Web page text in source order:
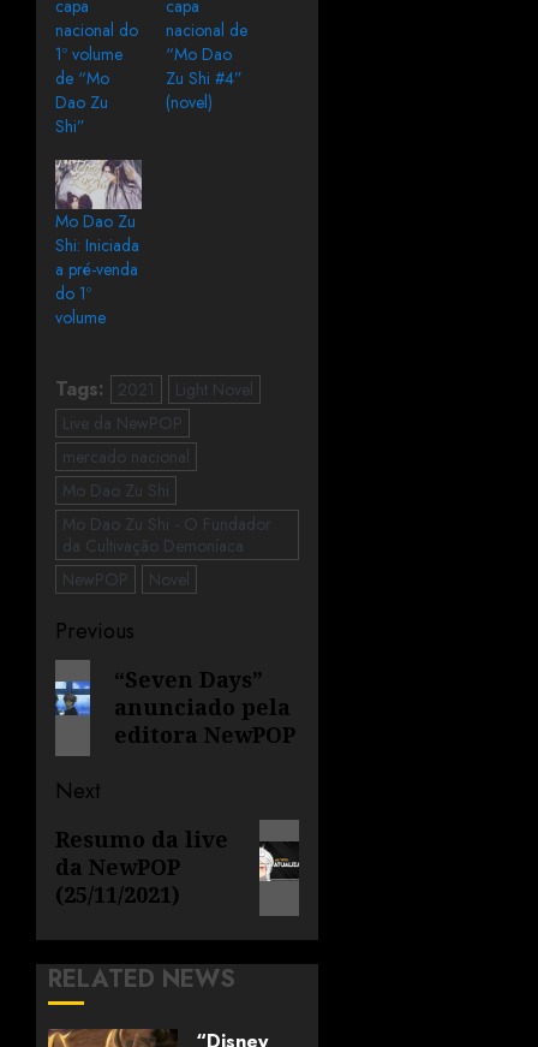
capa
nacional do
1º volume
de “Mo
Dao Zu
Shi”
capa
nacional de
“Mo Dao
Zu Shi #4”
(novel)
Mo Dao Zu
Shi: Iniciada
a pré-venda
do 1º
volume
Tags: 2021
Light Novel
Live da NewPOP
mercado nacional
Mo Dao Zu Shi
Mo Dao Zu Shi - O Fundador
da Cultivação Demoníaca
NewPOP
Novel
Previous
“Seven Days”
anunciado pela
editora NewPOP
Next
Resumo da live
da NewPOP
(25/11/2021)
RELATED NEWS
“Disney